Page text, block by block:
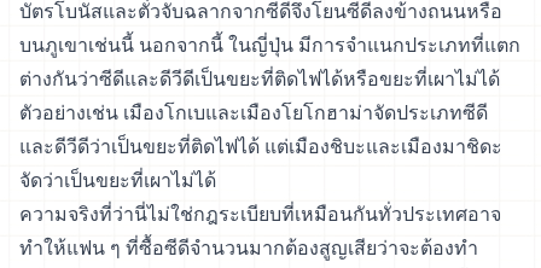
บัตรโบนัสและตั๋วจับฉลากจากซีดีจึงโยนซีดีลงข้างถนนหรือ
บนภูเขาเช่นนี้ นอกจากนี้ ในญี่ปุ่น มีการจำแนกประเภทที่แตก
ต่างกันว่าซีดีและดีวีดีเป็นขยะที่ติดไฟได้หรือขยะที่เผาไม่ได้
ตัวอย่างเช่น เมืองโกเบและเมืองโยโกฮาม่าจัดประเภทซีดี
และดีวีดีว่าเป็นขยะที่ติดไฟได้ แต่เมืองชิบะและเมืองมาชิดะ
จัดว่าเป็นขยะที่เผาไม่ได้
ความจริงที่ว่านี่ไม่ใช่กฎระเบียบที่เหมือนกันทั่วประเทศอาจ
ทำให้แฟน ๆ ที่ซื้อซีดีจำนวนมากต้องสูญเสียว่าจะต้องทำ